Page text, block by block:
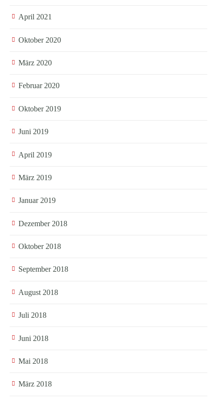
April 2021
Oktober 2020
März 2020
Februar 2020
Oktober 2019
Juni 2019
April 2019
März 2019
Januar 2019
Dezember 2018
Oktober 2018
September 2018
August 2018
Juli 2018
Juni 2018
Mai 2018
März 2018